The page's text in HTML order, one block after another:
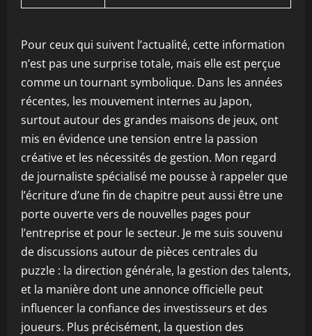
Pour ceux qui suivent l’actualité, cette information
n’est pas une surprise totale, mais elle est perçue
comme un tournant symbolique. Dans les années
récentes, les mouvement internes au Japon,
surtout autour des grandes maisons de jeux, ont
mis en évidence une tension entre la passion
créative et les nécessités de gestion. Mon regard
de journaliste spécialisé me pousse à rappeler que
l’écriture d’une fin de chapitre peut aussi être une
porte ouverte vers de nouvelles pages pour
l’entreprise et pour le secteur. Je me suis souvenu
de discussions autour de pièces centrales du
puzzle : la direction générale, la gestion des talents,
et la manière dont une annonce officielle peut
influencer la confiance des investisseurs et des
joueurs. Plus précisément, la question des